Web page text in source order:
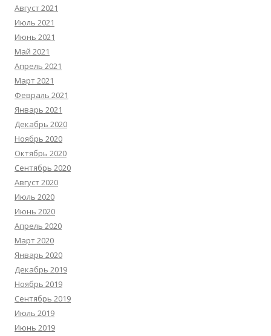
Август 2021
Июль 2021
Июнь 2021
Май 2021
Апрель 2021
Март 2021
Февраль 2021
Январь 2021
Декабрь 2020
Ноябрь 2020
Октябрь 2020
Сентябрь 2020
Август 2020
Июль 2020
Июнь 2020
Апрель 2020
Март 2020
Январь 2020
Декабрь 2019
Ноябрь 2019
Сентябрь 2019
Июль 2019
Июнь 2019